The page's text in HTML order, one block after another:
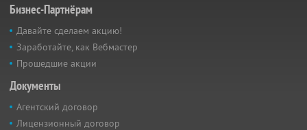
Бизнес-Партнёрам
Давайте сделаем акцию!
Заработайте, как Вебмастер
Прошедшие акции
Документы
Агентский договор
Лицензионный договор